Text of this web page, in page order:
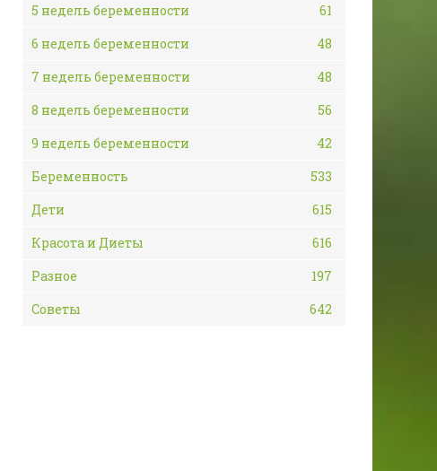
5 недель беременности
61
6 недель беременности
48
7 недель беременности
48
8 недель беременности
56
9 недель беременности
42
Беременность
533
Дети
615
Красота и Диеты
616
Разное
197
Советы
642